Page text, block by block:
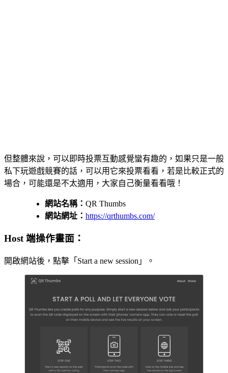
但整體來說，可以即時投票互動感覺蠻有趣的，如果只是一般
私下玩遊戲競賽的話，可以用它來投票看看，若是比較正式的
場合，可能還是不太適用，大家自己衡量看看哦！
網站名稱： QR Thumbs
網站網址： https://qrthumbs.com/
Host 端操作畫面：
開啟網站後，點擊「Start a new session」。